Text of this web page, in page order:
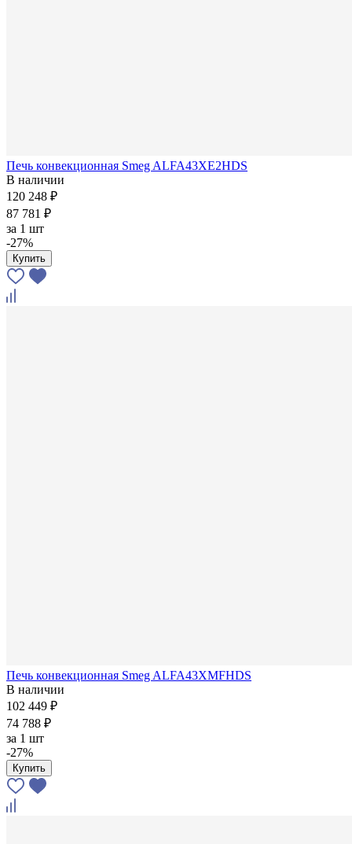
Печь конвекционная Smeg ALFA43XE2HDS
В наличии
120 248 ₽
87 781 ₽
за 1 шт
-27%
Купить
Печь конвекционная Smeg ALFA43XMFHDS
В наличии
102 449 ₽
74 788 ₽
за 1 шт
-27%
Купить